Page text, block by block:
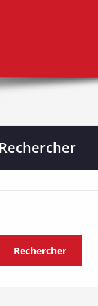
Rechercher
Rechercher